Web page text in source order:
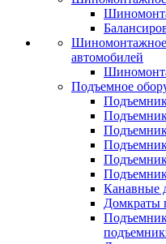
Шиномонтажное
автомобилей
Подъемное
Канавные
Домкраты